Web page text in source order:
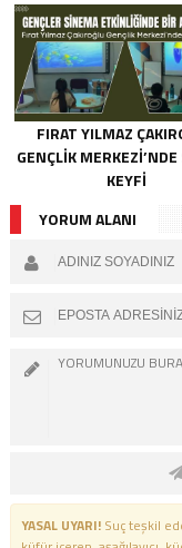
FIRAT YILMAZ
GENÇLIK
KEYFI
YORUM ALANI
YASAL UYARI!Suç teşkil